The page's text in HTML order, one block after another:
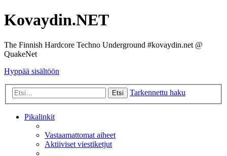
Kovaydin.NET
The Finnish Hardcore Techno Underground #kovaydin.net @
QuakeNet
Hyppää sisältöön
Etsi Tarkennettu haku
Pikalinkit
Vastaamattomat aiheet
Aktiiviset viestiketjut